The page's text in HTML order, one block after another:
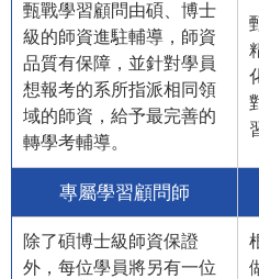
甄戰學習顧問由碩、博士
級的師資進駐輔導，師資
品質有保障，並針對學員
想報考的系所指派相同領
域的師資，給予最完善的
轉學考輔導。
專屬學習顧問師
除了碩博士級師資保證
外，每位學員將另有一位